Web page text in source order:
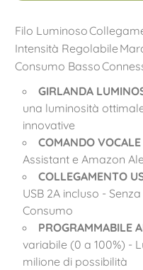
Filo Luminoso
Intensità Regolabile
Consumo Basso
GIRLANDA
una luminosità
innovative
COMANDO VOCALE
Assistant e Amazon
COLLEGAMENTO
USB 2A incluso -
Consumo
PROGRAMMABILE
variabile (0 a 100%) -
milione di possibilità